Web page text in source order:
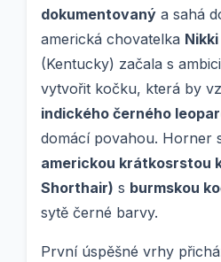
dokumentovaný a sahá
americká chovatelka
(Kentucky) začala s
vytvořit kočku, která by
indického černého
domácí povahou. Horner
americkou krátkosrstou
Shorthair) s burmskou
sytě černé barvy.
První úspěšné vrhy